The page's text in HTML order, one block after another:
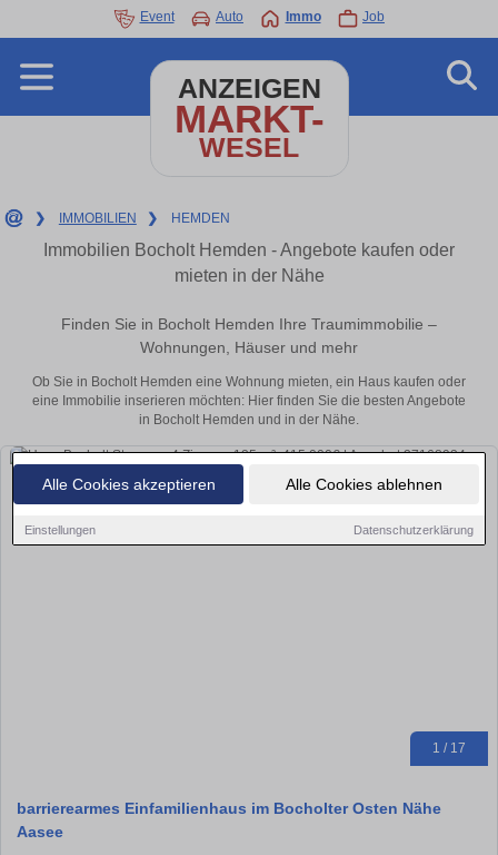
Alle Cookies akzeptieren Alle Cookies ablehnen
Einstellungen Datenschutzerklärung
Event Auto Immo Job
ANZEIGEN
MARKT-
WESEL
❯ IMMOBILIEN ❯ HEMDEN
Immobilien Bocholt Hemden - Angebote kaufen oder
mieten in der Nähe
Finden Sie in Bocholt Hemden Ihre Traumimmobilie –
Wohnungen, Häuser und mehr
Ob Sie in Bocholt Hemden eine Wohnung mieten, ein Haus kaufen oder
eine Immobilie inserieren möchten: Hier finden Sie die besten Angebote
in Bocholt Hemden und in der Nähe.
1 / 17
barrierearmes Einfamilienhaus im Bocholter Osten Nähe
Aasee